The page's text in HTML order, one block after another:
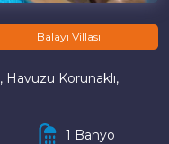
Balayı Villası
Korunaklı,
1 Banyo